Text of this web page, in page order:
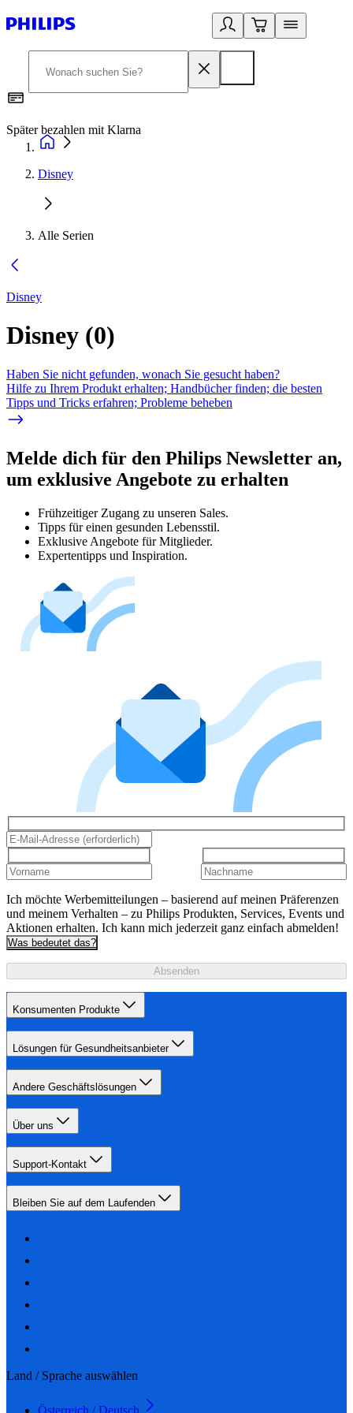
Später bezahlen mit Klarna
Disney
Alle Serien
Disney
Disney (0)
Haben Sie nicht gefunden, wonach Sie gesucht haben?
Hilfe zu Ihrem Produkt erhalten; Handbücher finden; die besten
Tipps und Tricks erfahren; Probleme beheben
Melde dich für den Philips Newsletter an,
um exklusive Angebote zu erhalten
Frühzeitiger Zugang zu unseren Sales.
Tipps für einen gesunden Lebensstil.
Exklusive Angebote für Mitglieder.
Expertentipps und Inspiration.
Ich möchte Werbemitteilungen – basierend auf meinen Präferenzen
und meinem Verhalten – zu Philips Produkten, Services, Events und
Aktionen erhalten. Ich kann mich jederzeit ganz einfach abmelden!
Was bedeutet das?
Absenden
Konsumenten Produkte
Lösungen für Gesundheitsanbieter
Andere Geschäftslösungen
Über uns
Support-Kontakt
Bleiben Sie auf dem Laufenden
Land / Sprache auswählen
Österreich / Deutsch